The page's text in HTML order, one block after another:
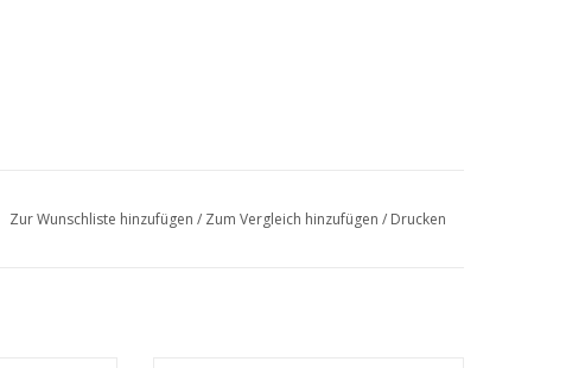
Zur Wunschliste hinzufügen / Zum Vergleich hinzufügen / Drucken